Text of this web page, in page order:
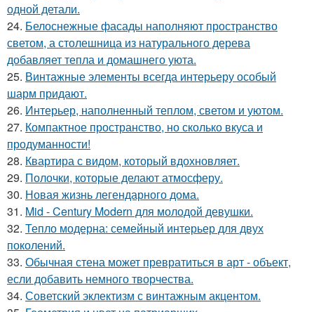
одной детали.
24. Белоснежные фасады наполняют пространство
светом, а столешница из натурального дерева
добавляет тепла и домашнего уюта.
25. Винтажные элементы всегда интерьеру особый
шарм придают.
26. Интерьер, наполненный теплом, светом и уютом.
27. Компактное пространство, но сколько вкуса и
продуманности!
28. Квартира с видом, который вдохновляет.
29. Полочки, которые делают атмосферу.
30. Новая жизнь легендарного дома.
31. Mid - Century Modern для молодой девушки.
32. Тепло модерна: семейный интерьер для двух
поколений.
33. Обычная стена может превратиться в арт - объект,
если добавить немного творчества.
34. Советский эклектизм с винтажным акцентом.